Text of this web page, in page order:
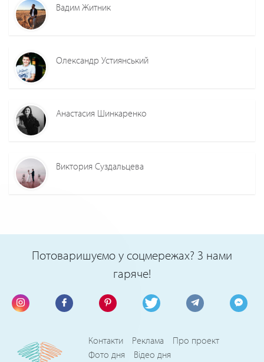
Вадим Житник
Олександр Устиянський
Анастасия Шинкаренко
Виктория Суздальцева
Потоваришуємо у соцмережах? З нами
гаряче!
Контакти Реклама
Про проект
Фото дня
Відео дня